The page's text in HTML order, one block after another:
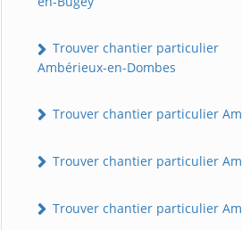
Trouver chantier particulier
Ambérieux-en-Dombes
Trouver chantier particulier
Trouver chantier particulier
Trouver chantier particulier